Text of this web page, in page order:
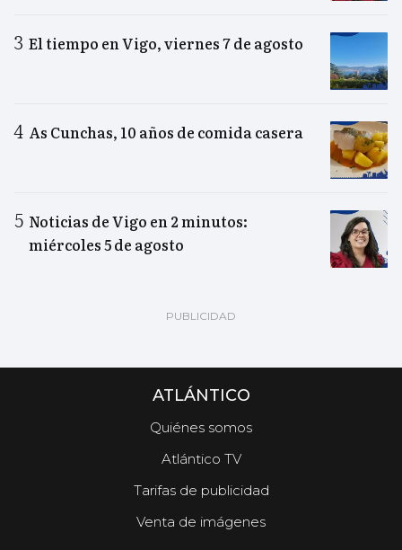
El tiempo en Vigo, viernes 7 de agosto
As Cunchas, 10 años de comida casera
Noticias de Vigo en 2 minutos:
miércoles 5 de agosto
ATLÁNTICO
Quiénes somos
Atlántico TV
Tarifas de publicidad
Venta de imágenes